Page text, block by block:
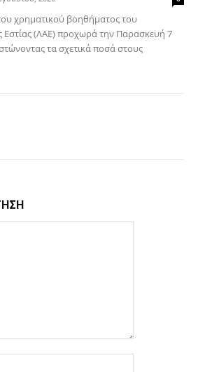
χρηματικού βοηθήματος του
Εστίας (ΛΑΕ) προχωρά την Παρασκευή 7
τα σχετικά ποσά στους